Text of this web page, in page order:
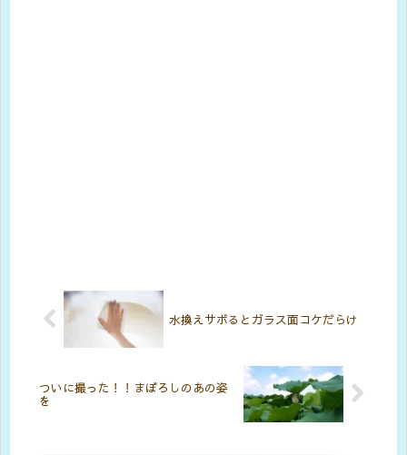
水換えサボるとガラス面コケだらけ
ついに撮った！！まぼろしのあの姿
を